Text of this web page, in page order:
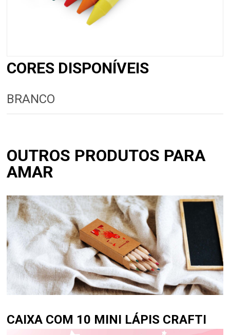
CORES DISPONÍVEIS
BRANCO
OUTROS PRODUTOS PARA
AMAR
CAIXA COM 10 MINI LÁPIS CRAFTI